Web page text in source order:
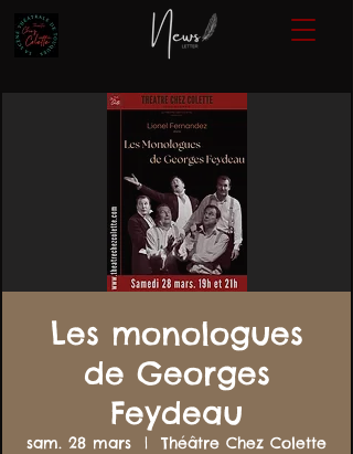
Les monologues
de Georges
Feydeau
sam. 28 mars
  |
Théâtre Chez Colette